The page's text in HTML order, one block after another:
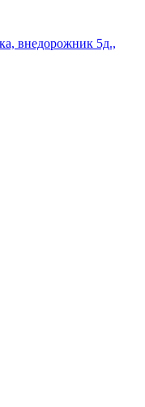
внедорожник 5д.,